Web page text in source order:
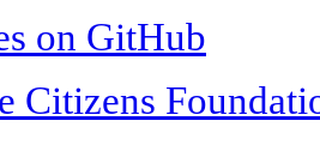
on GitHub
Citizens